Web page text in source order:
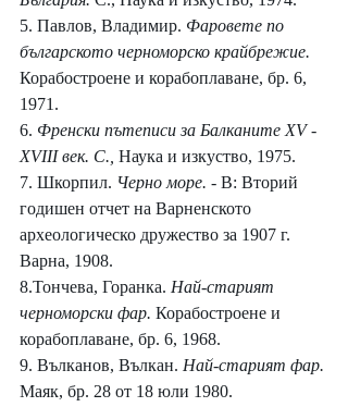
5. Павлов, Владимир. Фаровете по
българското черноморско крайбрежие.
Корабостроене и корабоплаване, бр. 6,
1971.
6. Френски пътеписи за Балканите XV -
XVIII век. С., Наука и изкуство, 1975.
7. Шкорпил. Черно море. - В: Вторий
годишен отчет на Варненското
археологическо дружество за 1907 г.
Варна, 1908.
8.Тончева, Горанка. Най-старият
черноморски фар. Корабостроене и
корабоплаване, бр. 6, 1968.
9. Вълканов, Вълкан. Най-старият фар.
Маяк, бр. 28 от 18 юли 1980.